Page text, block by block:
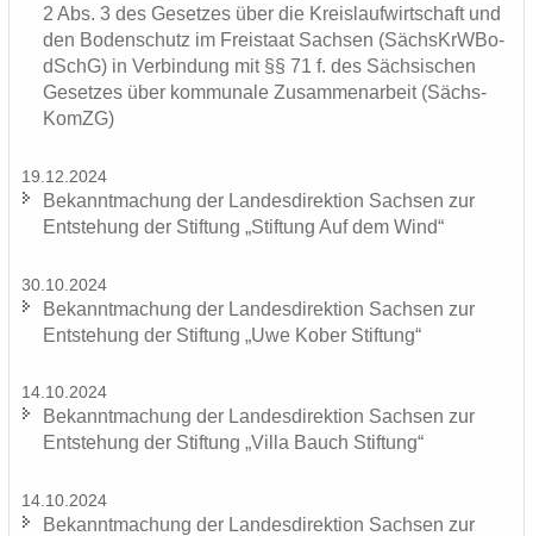
2 Abs. 3 des Ge­set­zes über die Kreis­lauf­wirt­schaft und
den Bo­den­schutz im Frei­staat Sach­sen (Sächs­KrW­Bo­
dSchG) in Ver­bin­dung mit §§ 71 f. des Säch­si­schen
Ge­set­zes über kom­mu­na­le Zu­sam­men­ar­beit (Sächs­
KomZG)
19.12.2024
Be­kannt­ma­chung der Lan­des­di­rek­ti­on Sach­sen zur
Ent­ste­hung der Stif­tung „Stif­tung Auf dem Wind“
30.10.2024
Be­kannt­ma­chung der Lan­des­di­rek­ti­on Sach­sen zur
Ent­ste­hung der Stif­tung „Uwe Kober Stif­tung“
14.10.2024
Be­kannt­ma­chung der Lan­des­di­rek­ti­on Sach­sen zur
Ent­ste­hung der Stif­tung „Villa Bauch Stif­tung“
14.10.2024
Be­kannt­ma­chung der Lan­des­di­rek­ti­on Sach­sen zur